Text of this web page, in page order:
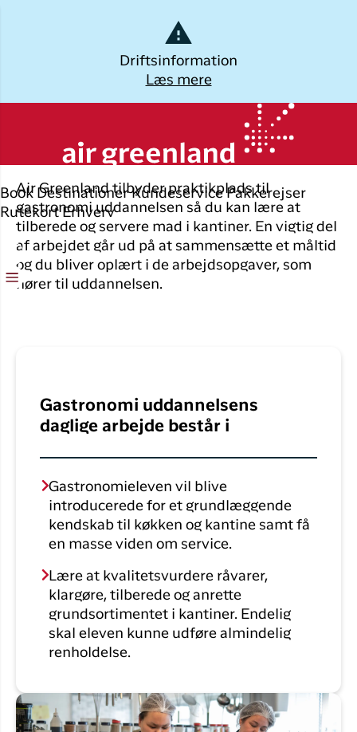
Driftsinformation
Læs mere
Book Destinationer KundeservicePakkerejser
Rutekort Erhverv
Kalaallisut
rejse
Book flybillet
Check-in
Min booking
Oplev
Grønland
Oplevelser
Øvrige
destinationer
Alle
destinationer
Tilbud
Populære
byer
Flyrejser til
Nuuk
Brug din e-mail adresse
Har du glemt din adgangskode?
masse eksklusive fordele. Læs mere om
klubbenher.
Tilmeld dig Club Timmisa
Gastronomi uddannelse
Air Greenland tilbyder praktikplads til
gastronomi uddannelsen så du kan lære at
tilberede og servere mad i kantiner. En vigtig del
af arbejdet går ud på at sammensætte et måltid
og du bliver oplært i de arbejdsopgaver, som
hører til uddannelsen.
Gastronomi uddannelsens
daglige arbejde består i
Gastronomieleven vil blive
introducerede for et grundlæggende
kendskab til køkken og kantine samt få
en masse viden om service.
Lære at kvalitetsvurdere råvarer,
klargøre, tilberede og anrette
grundsortimentet i kantiner. Endelig
skal eleven kunne udføre almindelig
renholdelse.